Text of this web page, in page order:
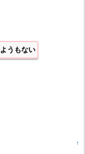
うもない
↑